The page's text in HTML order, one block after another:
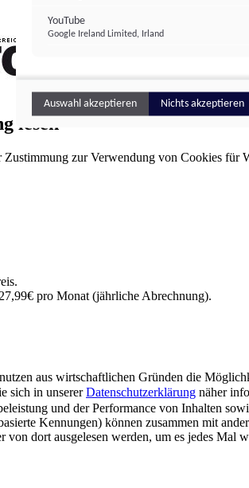
professionell
lesen
zur Verwendung von Cookies für
pro Monat (jährliche Abrechnung).
aus wirtschaftlichen Gründen die
sich in unsererDatenschutzerklärung näher
und der Performance von Inhalten
Kennungen) können zusammen mit
von dort ausgelesen werden, um es jedes
YouTube
Google Ireland Limited, Irland
Auswahl akzeptieren Nichts akzeptieren